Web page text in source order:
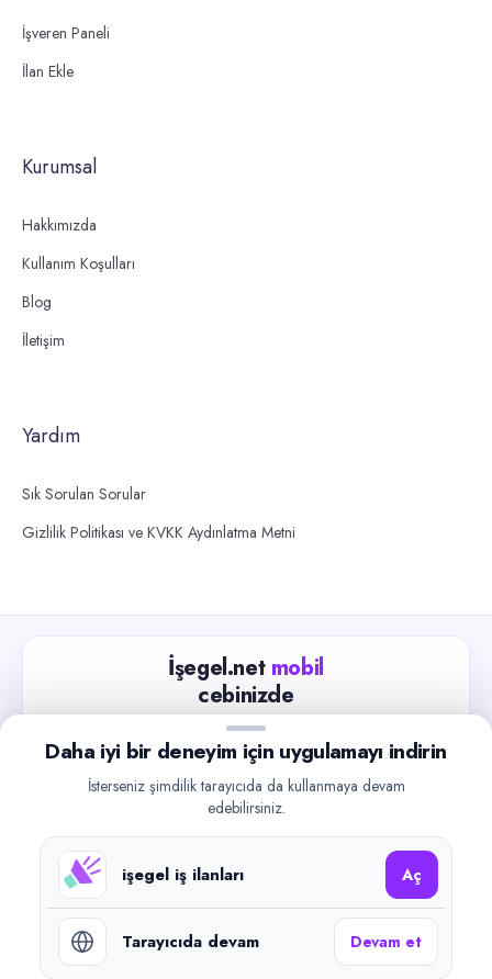
İşveren Paneli
İlan Ekle
Kurumsal
Hakkımızda
Kullanım Koşulları
Blog
İletişim
Yardım
Sık Sorulan Sorular
Gizlilik Politikası ve KVKK Aydınlatma Metni
İşegel.net mobil
cebinizde
Güncel iş ilanlarını takip edin, işverenlerle hızlıca
iletişime geçin.
Google Play
©2026işegel.net. Tüm hakları saklıdır.
Daha iyi bir deneyim için uygulamayı indirin
İsterseniz şimdilik tarayıcıda da kullanmaya devam
edebilirsiniz.
işegel iş ilanları Aç
Tarayıcıda devam Devam et